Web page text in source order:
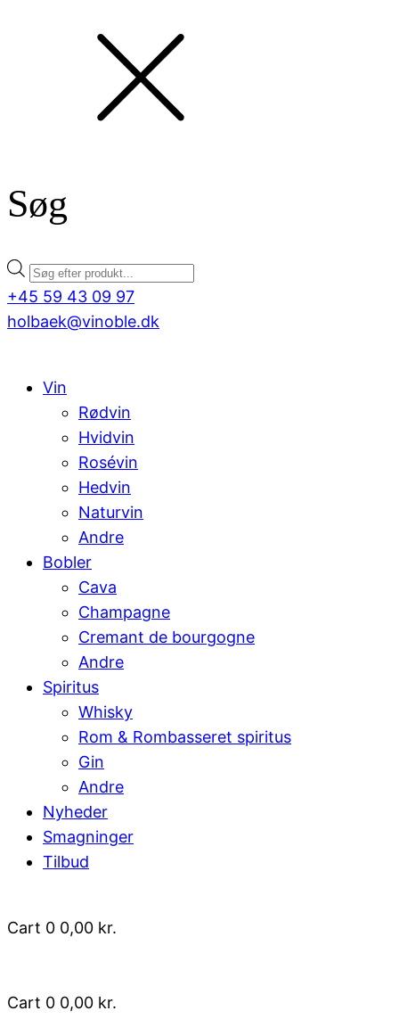
Søg
Products
search
+45 59 43 09 97
holbaek@vinoble.dk
Vin
Rødvin
Hvidvin
Rosévin
Hedvin
Naturvin
Andre
Bobler
Cava
Champagne
Cremant de bourgogne
Andre
Spiritus
Whisky
Rom & Rombasseret spiritus
Gin
Andre
Nyheder
Smagninger
Tilbud
Cart 0 0,00 kr.
Cart 0 0,00 kr.